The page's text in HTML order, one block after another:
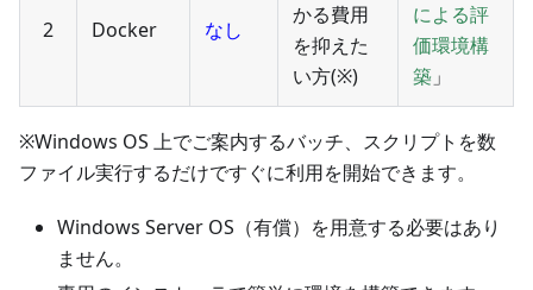
2 Docker なし
かる費用
を抑えた
い方(※)
による評
価環境構
築 」
※Windows OS 上でご案内するバッチ、スクリプトを数
ファイル実行するだけですぐに利用を開始できます。
Windows Server OS（有償）を用意する必要はあり
ません。